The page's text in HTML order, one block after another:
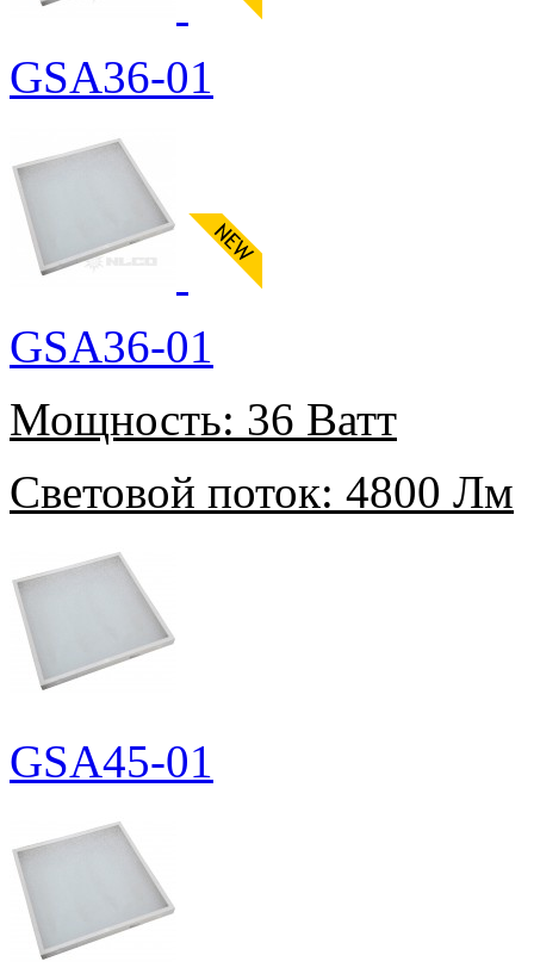
GSA36-01
GSA36-01
Мощность: 36 Ватт
Световой поток: 4800 Лм
GSA45-01